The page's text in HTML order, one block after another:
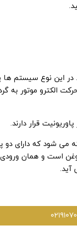
در این نوع سیستم
الکترو موتور به
قرار دارند.
می شود که دارای
است و همان
آید.